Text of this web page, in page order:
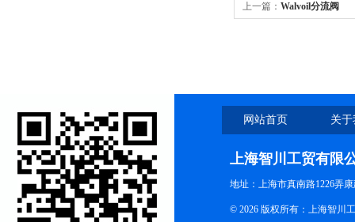
上一篇： Walvoil分流阀
网站首页 关
上海智川工贸有限
地址：上海市真南路1226弄
© 2026 版权所有：上海智川